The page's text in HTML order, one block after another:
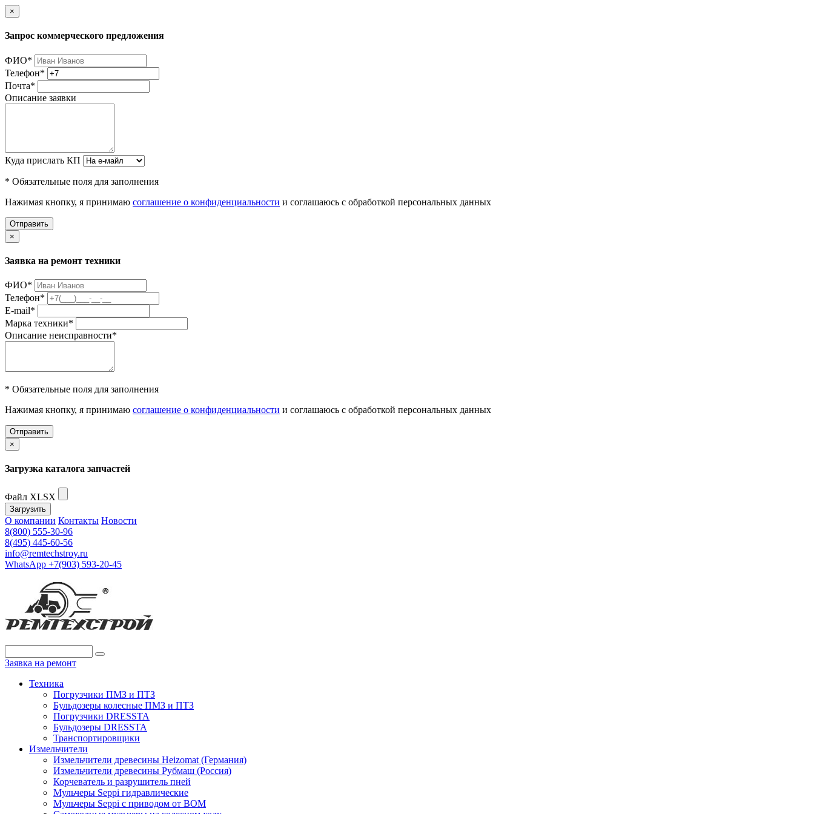
×
Запрос коммерческого предложения
ФИО*
Телефон*
Почта*
Описание заявки
Куда прислать КП
* Обязательные поля для заполнения
Нажимая кнопку, я принимаю соглашение о конфиденциальности и соглашаюсь с обработкой персональных данных
Отправить
×
Заявка на ремонт техники
ФИО*
Телефон*
E-mail*
Марка техники*
Описание неисправности*
* Обязательные поля для заполнения
Нажимая кнопку, я принимаю соглашение о конфиденциальности и соглашаюсь с обработкой персональных данных
Отправить
×
Загрузка каталога запчастей
Файл XLSX
Загрузить
О компании Контакты Новости
8(800) 555-30-96
8(495) 445-60-56
info@remtechstroy.ru
WhatsApp +7(903) 593-20-45
Заявка на ремонт
Техника
Погрузчики ПМЗ и ПТЗ
Бульдозеры колесные ПМЗ и ПТЗ
Погрузчики DRESSTA
Бульдозеры DRESSTA
Транспортировщики
Измельчители
Измельчители древесины Heizomat (Германия)
Измельчители древесины Рубмаш (Россия)
Корчеватель и разрушитель пней
Мульчеры Seppi гидравлические
Мульчеры Seppi с приводом от ВОМ